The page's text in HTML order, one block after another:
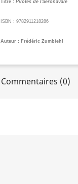
Titre : Pilotes de l'aéronavale
ISBN : 9782911218286
Auteur : Frédéric Zumbiehl
Commentaires (0)